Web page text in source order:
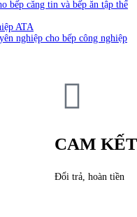
bếp căng tin và bếp ăn tập thể
ATA
nghiệp cho bếp công nghiệp
CAM KẾT
Đổi trả, hoàn tiền